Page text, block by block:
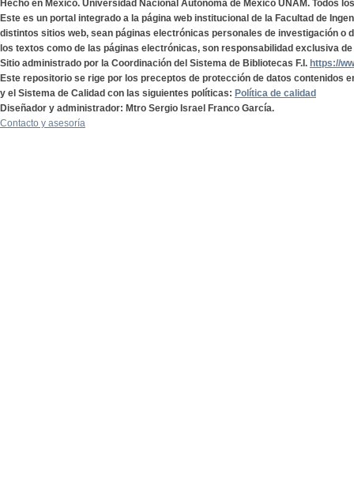
Hecho en México. Universidad Nacional Autónoma de México UNAM. Todos
Este es un portal integrado a la página web institucional de la Facultad de
distintos sitios web, sean páginas electrónicas personales de investigación o
los textos como de las páginas electrónicas, son responsabilidad exclusiva
Sitio administrado por la Coordinación del Sistema de Bibliotecas F.I. https://
Este repositorio se rige por los preceptos de protección de datos contenidos
y el Sistema de Calidad con las siguientes políticas: Política de calidad
Diseñador y administrador: Mtro Sergio Israel Franco García.
Contacto y asesoría